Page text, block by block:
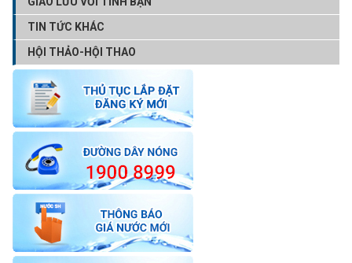
TIN TỨC KHÁC
HỘI THẢO-HỘI THAO